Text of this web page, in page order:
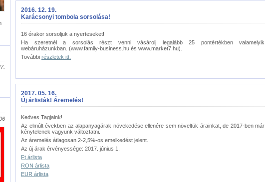
2016. 12. 19.
Karácsonyi tombola sorsolása!
16 órakor sorsoljuk a nyerteseket!
Ha szeretnél a sorsolás részt venni vásárolj legalább 25 pontértékben valamelyik
webáruházunkban. (www.family-business.hu és www.market7.hu).
További részletek itt.
2017. 05. 16.
Új árlisták! Áremelés!
Kedves Tagjaink!
Az elmúlt években az alapanyagárak növekedése ellenére sem növeltük árainkat, de 2017-ben már
kénytelenek vagyunk változtatni.
Az áremelés átlagosan 2-2,5%-os emelkedést jelent.
Az új árak érvényessége: 2017. június 1.
Ft árlista
RON árlista
EUR árlista